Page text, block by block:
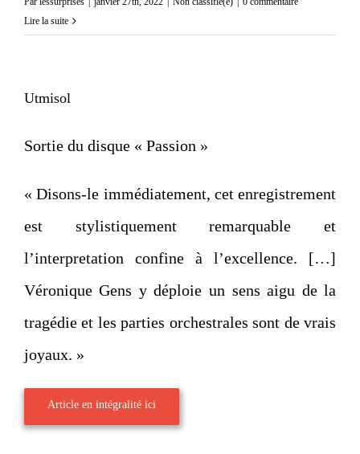
Lire la suite
Utmisol
Sortie du disque « Passion »
« Disons-le immédiatement, cet enregistrement
est stylistiquement remarquable et
l’interpretation confine à l’excellence. […]
Véronique Gens y déploie un sens aigu de la
tragédie et les parties orchestrales sont de vrais
joyaux. »
Article en intégralité ici